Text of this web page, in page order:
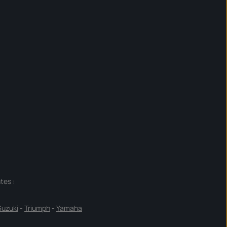
:
- Triumph - Yamaha